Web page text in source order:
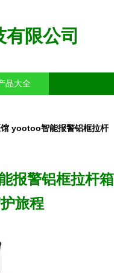
限公司
品大全
yootoo智能报警铝框拉杆
报警铝框拉杆箱
旅程